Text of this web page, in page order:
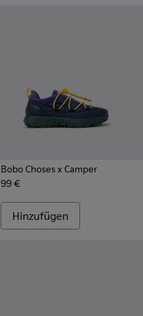
Bobo Choses x Camper
99 €
Hinzufügen